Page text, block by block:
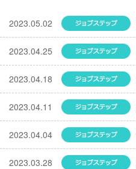
2023.05.02
2023.04.25
2023.04.18
2023.04.11
2023.04.04
2023.03.28